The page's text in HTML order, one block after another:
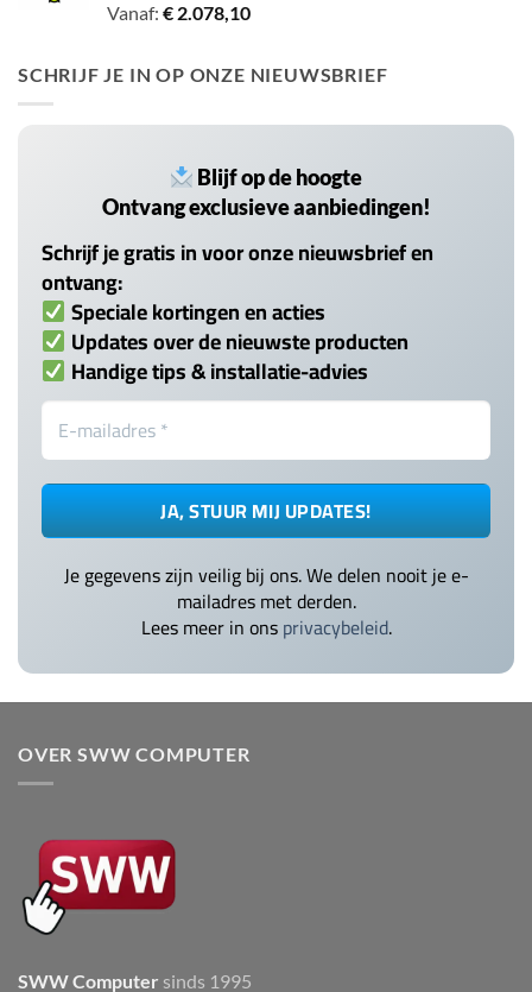
Gewaardeerd
Vanaf: € 2.078,10
SCHRIJF JE IN OP ONZE NIEUWSBRIEF
Blijf op de hoogte
Ontvang exclusieve aanbiedingen!
Schrijf je gratis in voor onze nieuwsbrief en
ontvang:
Speciale kortingen en acties
Updates over de nieuwste producten
Handige tips & installatie-advies
Je gegevens zijn veilig bij ons. We delen nooit je e-
mailadres met derden.
Lees meer in onsprivacybeleid.
OVER SWW COMPUTER
SWW Computer sinds 1995